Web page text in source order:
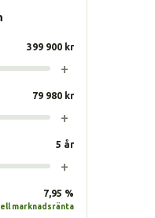
399 900 kr
+
79 980 kr
+
5 år
+
7,95 %
marknadsränta